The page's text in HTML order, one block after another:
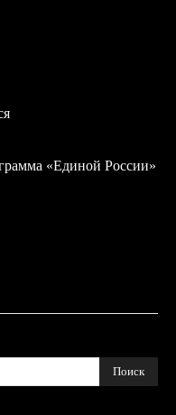
«Единой России»
Поиск